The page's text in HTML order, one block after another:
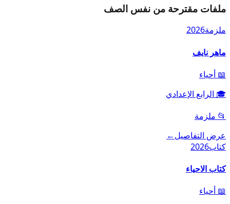
ملفات مقترحة من نفس الصف
ملزمة2026
ماهر نايف
📖 أحياء
🎓 الرابع الإعدادي
📂 ملزمة
عرض التفاصيل←
كتاب2026
كتاب الاحياء
📖 أحياء